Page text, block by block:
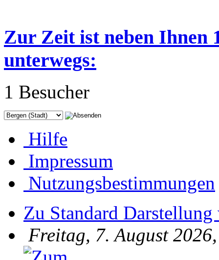
Zur Zeit ist neben Ihnen
unterwegs:
1 Besucher
Hilfe
Impressum
Nutzungsbestimmungen
Zu Standard Darstellung
Freitag, 7. August